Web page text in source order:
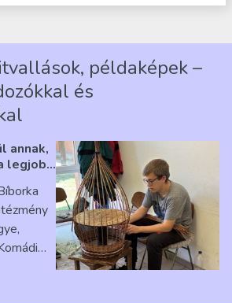
példaképek –
és
annak,
legjobb